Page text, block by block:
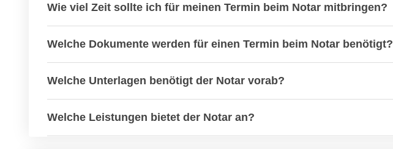
Wie viel Zeit sollte ich für meinen Termin beim Notar mitbringen?
Welche Dokumente werden für einen Termin beim Notar benötigt?
Welche Unterlagen benötigt der Notar vorab?
Welche Leistungen bietet der Notar an?